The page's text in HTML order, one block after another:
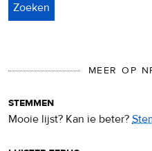
MEER OP
stemmen
Mooie lijst? Kan ie beter?